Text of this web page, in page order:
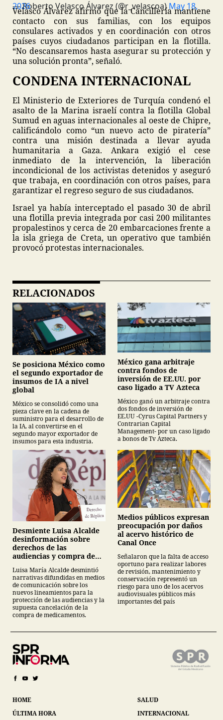
— Roberto Velasco Álvarez (@r_velascoa)
May 18, 2026
Velasco Álvarez afirmó que la Cancillería mantiene
contacto con sus familias, con los equipos
consulares activados y en coordinación con otros
países cuyos ciudadanos participan en la flotilla.
“No descansaremos hasta asegurar su protección y
una solución pronta”, señaló.
CONDENA INTERNACIONAL
El Ministerio de Exteriores de Turquía condenó el
asalto de la Marina israelí contra la flotilla Global
Sumud en aguas internacionales al oeste de Chipre,
calificándolo como “un nuevo acto de piratería”
contra una misión destinada a llevar ayuda
humanitaria a Gaza. Ankara exigió el cese
inmediato de la intervención, la liberación
incondicional de los activistas detenidos y aseguró
que trabaja, en coordinación con otros países, para
garantizar el regreso seguro de sus ciudadanos.
Israel ya había interceptado el pasado 30 de abril
una flotilla previa integrada por casi 200 militantes
propalestinos y cerca de 20 embarcaciones frente a
la isla griega de Creta, un operativo que también
provocó protestas internacionales.
RELACIONADOS
Se posiciona México como
el segundo exportador de
insumos de IA a nivel
global
México se consolidó como una
pieza clave en la cadena de
suministro para el desarrollo de
la IA, al convertirse en el
segundo mayor exportador de
insumos para esta industria.
México gana arbitraje
contra fondos de
inversión de EE.UU. por
caso ligado a TV Azteca
México ganó un arbitraje contra
dos fondos de inversión de
EE.UU -Cyrus Capital Partners y
Contrarian Capital
Management- por un caso ligado
a bonos de Tv Azteca.
Desmiente Luisa Alcalde
desinformación sobre
derechos de las
audiencias y compra de
Luisa María Alcalde desmintió
narrativas difundidas en medios
de comunicación sobre los
nuevos lineamientos para la
protección de las audiencias y la
supuesta cancelación de la
compra de medicamentos.
Medios públicos expresan
preocupación por daños
al acervo histórico de
Canal Once
Señalaron que la falta de acceso
oportuno para realizar labores
de revisión, mantenimiento y
conservación representó un
riesgo para uno de los acervos
audiovisuales públicos más
importantes del país
HOME
ÚLTIMA HORA
SALUD
INTERNACIONAL